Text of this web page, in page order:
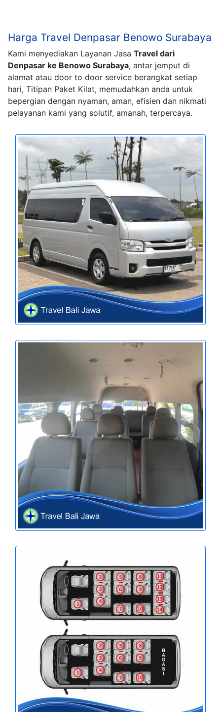
Harga Travel Denpasar Benowo Surabaya
Kami menyediakan Layanan Jasa Travel dari
Denpasar ke Benowo Surabaya, antar jemput di
alamat atau door to door service berangkat setiap
hari, Titipan Paket Kilat, memudahkan anda untuk
bepergian dengan nyaman, aman, efisien dan nikmati
pelayanan kami yang solutif, amanah, terpercaya.